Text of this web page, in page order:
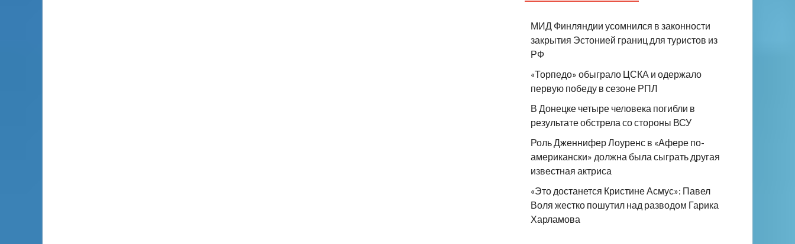
МИД Финляндии усомнился в законности
закрытия Эстонией границ для туристов из
РФ
«Торпедо» обыграло ЦСКА и одержало
первую победу в сезоне РПЛ
В Донецке четыре человека погибли в
результате обстрела со стороны ВСУ
Роль Дженнифер Лоуренс в «Афере по-
американски» должна была сыграть другая
известная актриса
«Это достанется Кристине Асмус»: Павел
Воля жестко пошутил над разводом Гарика
Харламова